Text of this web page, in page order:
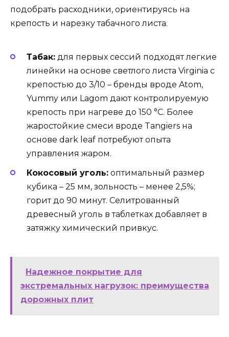
подобрать расходники, ориентируясь на
крепость и нарезку табачного листа.
Табак: для первых сессий подходят легкие
линейки на основе светлого листа Virginia с
крепостью до 3/10 – бренды вроде Atom,
Yummy или Lagom дают контролируемую
крепость при нагреве до 150 °C. Более
жаростойкие смеси вроде Tangiers на
основе dark leaf потребуют опыта
управления жаром.
Кокосовый уголь: оптимальный размер
кубика – 25 мм, зольность – менее 2,5%;
горит до 90 минут. Селитрованный
древесный уголь в таблетках добавляет в
затяжку химический привкус.
Надежное покрытие для
экстремальных нагрузок: преимущества
дорожных плит